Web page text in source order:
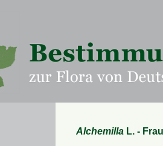
Alchemilla L. -